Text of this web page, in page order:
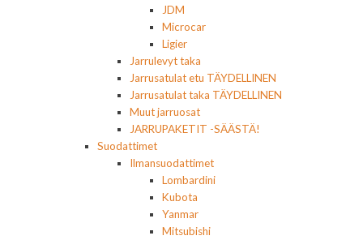
JDM
Microcar
Ligier
Jarrulevyt taka
Jarrusatulat etu TÄYDELLINEN
Jarrusatulat taka TÄYDELLINEN
Muut jarruosat
JARRUPAKETIT -SÄÄSTÄ!
Suodattimet
Ilmansuodattimet
Lombardini
Kubota
Yanmar
Mitsubishi